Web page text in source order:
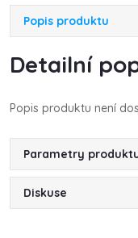
Popis produktu
Detailní
Popis produktu není
Parametry
Diskuse